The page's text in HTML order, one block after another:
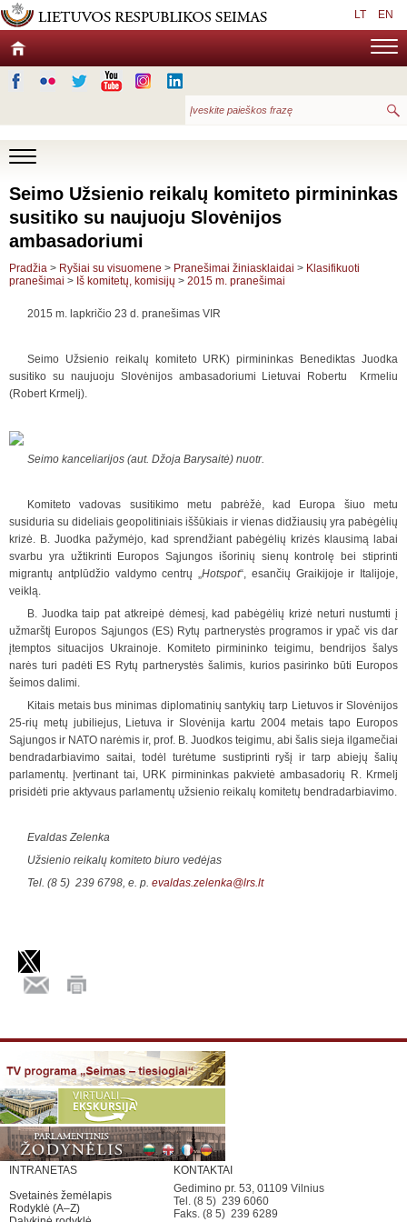
LT EN
Seimo Užsienio reikalų komiteto pirmininkas
susitiko su naujuoju Slovėnijos
ambasadoriumi
Pradžia > Ryšiai su visuomene > Pranešimai žiniasklaidai > Klasifikuoti
pranešimai > Iš komitetų, komisijų > 2015 m. pranešimai
2015 m. lapkričio 23 d. pranešimas VIR
Seimo Užsienio reikalų komiteto URK) pirmininkas Benediktas Juodka
susitiko su naujuoju Slovėnijos ambasadoriumi Lietuvai Robertu Krmeliu
(Robert Krmelj).
Seimo kanceliarijos (aut. Džoja Barysaitė) nuotr.
Komiteto vadovas susitikimo metu pabrėžė, kad Europa šiuo metu
susiduria su dideliais geopolitiniais iššūkiais ir vienas didžiausių yra pabėgėlių
krizė. B. Juodka pažymėjo, kad sprendžiant pabėgėlių krizės klausimą labai
svarbu yra užtikrinti Europos Sąjungos išorinių sienų kontrolę bei stiprinti
migrantų antplūdžio valdymo centrų „Hotspot“, esančių Graikijoje ir Italijoje,
veiklą.
B. Juodka taip pat atkreipė dėmesį, kad pabėgėlių krizė neturi nustumti į
užmarštį Europos Sąjungos (ES) Rytų partnerystės programos ir ypač vis dar
įtemptos situacijos Ukrainoje. Komiteto pirmininko teigimu, bendrijos šalys
narės turi padėti ES Rytų partnerystės šalimis, kurios pasirinko būti Europos
šeimos dalimi.
Kitais metais bus minimas diplomatinių santykių tarp Lietuvos ir Slovėnijos
25-rių metų jubiliejus, Lietuva ir Slovėnija kartu 2004 metais tapo Europos
Sąjungos ir NATO narėmis ir, prof. B. Juodkos teigimu, abi šalis sieja ilgamečiai
bendradarbiavimo saitai, todėl turėtume sustiprinti ryšį ir tarp abiejų šalių
parlamentų. Įvertinant tai, URK pirmininkas pakvietė ambasadorių R. Krmelj
prisidėti prie aktyvaus parlamentų užsienio reikalų komitetų bendradarbiavimo.
Evaldas Zelenka
Užsienio reikalų komiteto biuro vedėjas
Tel. (8 5) 239 6798, e. p. evaldas.zelenka@lrs.lt
INTRANETAS
Svetainės žemėlapis
Rodyklė (A–Z)
KONTAKTAI
Gedimino pr. 53, 01109 Vilnius
Tel. (8 5) 239 6060
Faks. (8 5) 239 6289